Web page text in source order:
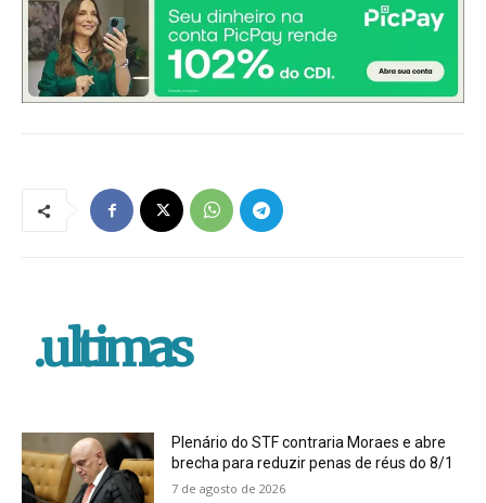
.ultimas
Plenário do STF contraria Moraes e abre
brecha para reduzir penas de réus do 8/1
7 de agosto de 2026